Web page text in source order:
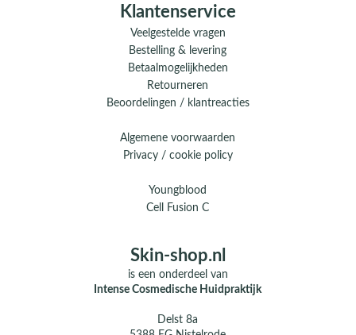
Klantenservice
Veelgestelde vragen
Bestelling & levering
Betaalmogelijkheden
Retourneren
Beoordelingen / klantreacties
Algemene voorwaarden
Privacy / cookie policy
Youngblood
Cell Fusion C
Skin-shop.nl
is een onderdeel van
Intense Cosmedische Huidpraktijk
Delst 8a